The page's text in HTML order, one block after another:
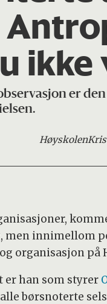
ikke
er
Høyskolen
innimellom
organisasjon på
er han som styrer
børsnoterte